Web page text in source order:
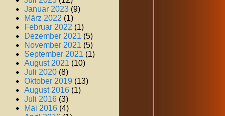
Januar 2023 (9)
März 2022 (1)
Februar 2022 (1)
Dezember 2021 (5)
November 2021 (5)
September 2021 (1)
August 2021 (10)
Juli 2020 (8)
Oktober 2019 (13)
August 2016 (1)
Juli 2016 (3)
Mai 2016 (4)